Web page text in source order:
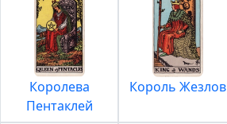
Королева
Пентаклей
Король Жезлов